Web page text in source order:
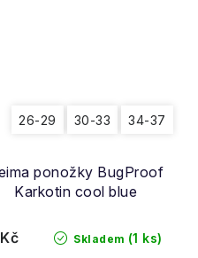
ponožky BugProof
Karkotin cool blue
26-29 30-33 34-37
Skladem (1 ks)